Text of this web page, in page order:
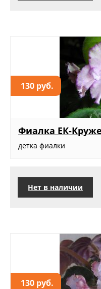
130 руб.
Фиалка ЕК-
детка фиалки
Нет в наличии
130 руб.